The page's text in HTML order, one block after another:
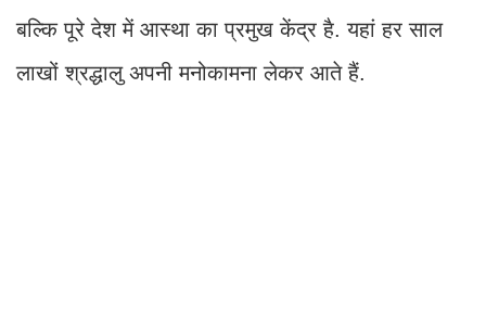
बल्कि पूरे देश में आस्था का प्रमुख केंद्र है. यहां हर साल
लाखों श्रद्धालु अपनी मनोकामना लेकर आते हैं.